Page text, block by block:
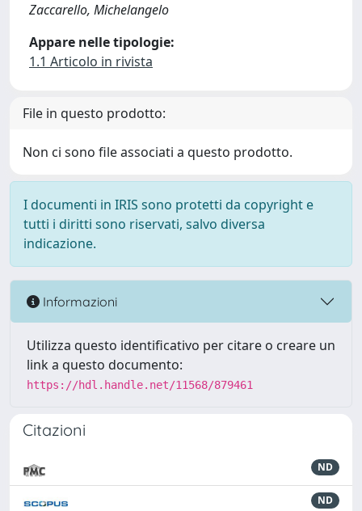
Zaccarello, Michelangelo
Appare nelle tipologie:
1.1 Articolo in rivista
File in questo prodotto:
Non ci sono file associati a questo prodotto.
I documenti in IRIS sono protetti da copyright e
tutti i diritti sono riservati, salvo diversa
indicazione.
Informazioni
Utilizza questo identificativo per citare o creare un
link a questo documento:
https://hdl.handle.net/11568/879461
Citazioni
ND
ND